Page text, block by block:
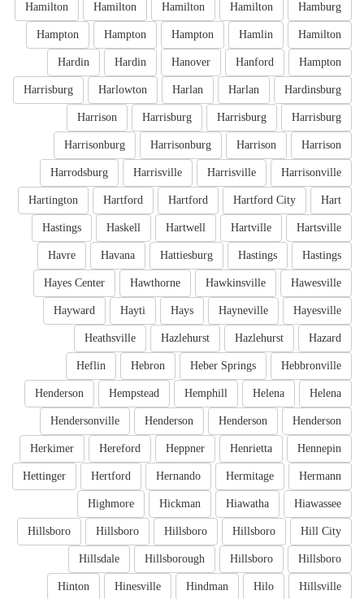
Hamburg
Hamilton
Hamilton
Hamilton
Hamilton
Hamilton
Hamlin
Hampton
Hampton
Hampton
Hampton
Hanford
Hanover
Hardin
Hardin
Hardinsburg
Harlan
Harlan
Harlowton
Harrisburg
Harrisburg
Harrisburg
Harrisburg
Harrison
Harrison
Harrison
Harrisonburg
Harrisonburg
Harrisonville
Harrisville
Harrisville
Harrodsburg
Hart
Hartford City
Hartford
Hartford
Hartington
Hartsville
Hartville
Hartwell
Haskell
Hastings
Hastings
Hastings
Hattiesburg
Havana
Havre
Hawesville
Hawkinsville
Hawthorne
Hayes Center
Hayesville
Hayneville
Hays
Hayti
Hayward
Hazard
Hazlehurst
Hazlehurst
Heathsville
Hebbronville
Heber Springs
Hebron
Heflin
Helena
Helena
Hemphill
Hempstead
Henderson
Henderson
Henderson
Henderson
Hendersonville
Hennepin
Henrietta
Heppner
Hereford
Herkimer
Hermann
Hermitage
Hernando
Hertford
Hettinger
Hiawassee
Hiawatha
Hickman
Highmore
Hill City
Hillsboro
Hillsboro
Hillsboro
Hillsboro
Hillsboro
Hillsboro
Hillsborough
Hillsdale
Hillsville
Hilo
Hindman
Hinesville
Hinton